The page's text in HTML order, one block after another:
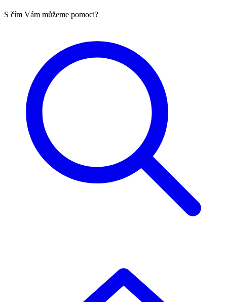
S čím Vám můžeme pomoci?